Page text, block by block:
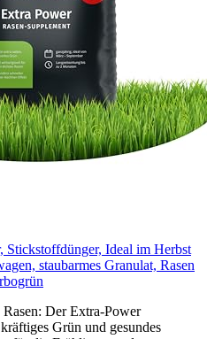
Stickstoffdünger, Ideal im Herbst
staubarmes Granulat, Rasen
Der Extra-Power
Grün und gesundes